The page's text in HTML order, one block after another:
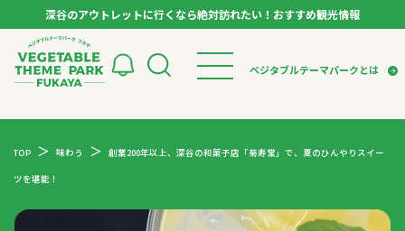
深谷のアウトレットに行くなら絶対訪れたい！おすすめ観光情報
ベジタブルテーマパークとは
検索
スポット
ベジタブルテーマパークとは
VTPキャストミーティング
アンバサダー
お役立ち情報
TOP 味わう 創業200年以上、深谷の和菓子店「菊寿堂」で、夏のひんやりスイー
ツを堪能！